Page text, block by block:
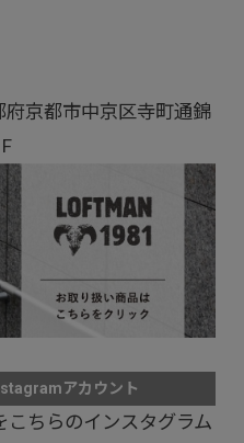
京都市中京区寺町通錦
アカウント
こちらのインスタグラム